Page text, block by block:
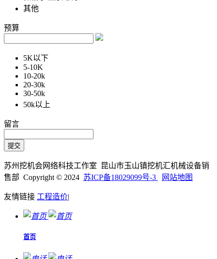
其他
预算
5K以下
5-10K
10-20k
20-30k
30-50k
50k以上
留言
苏州挖机会网络科技工作室 昆山市玉山镇挖机汇机械设备销
售部 Copyright © 2024 苏ICP备18029099号-3 网站地图
友情链接 工程造价|
首页